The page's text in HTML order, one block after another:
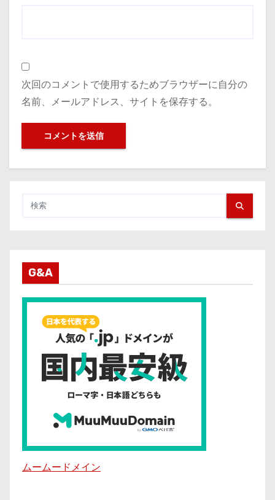
次回のコメントで使用するためブラウザーに自分の
名前、メールアドレス、サイトを保存する。
G&A
ムームードメイン